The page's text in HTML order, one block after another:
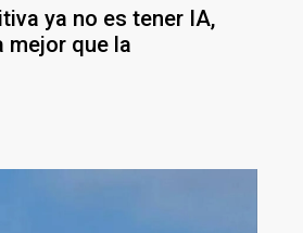
ya no es tener IA,
mejor que la